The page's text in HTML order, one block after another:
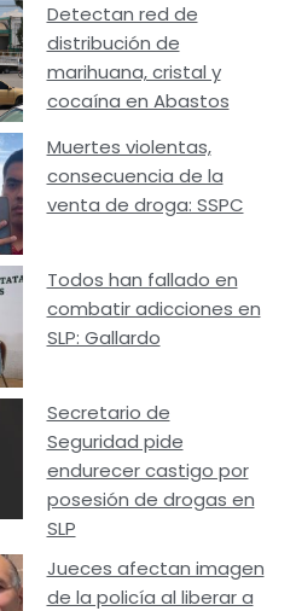
Detectan red de
distribución de
marihuana, cristal y
cocaína en Abastos
Muertes violentas,
consecuencia de la
venta de droga: SSPC
Todos han fallado en
combatir adicciones en
SLP: Gallardo
Secretario de
Seguridad pide
endurecer castigo por
posesión de drogas en
SLP
Jueces afectan imagen
de la policía al liberar a